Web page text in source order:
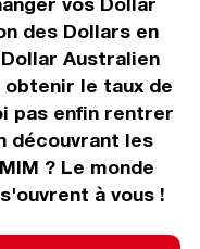
des Dollars en
Australien
obtenir le taux de
pas enfin rentrer
découvrant les
? Le monde
à vous !